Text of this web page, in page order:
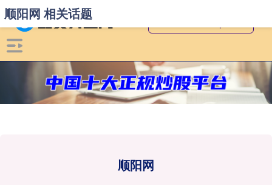
顺阳网
顺阳网 相关话题